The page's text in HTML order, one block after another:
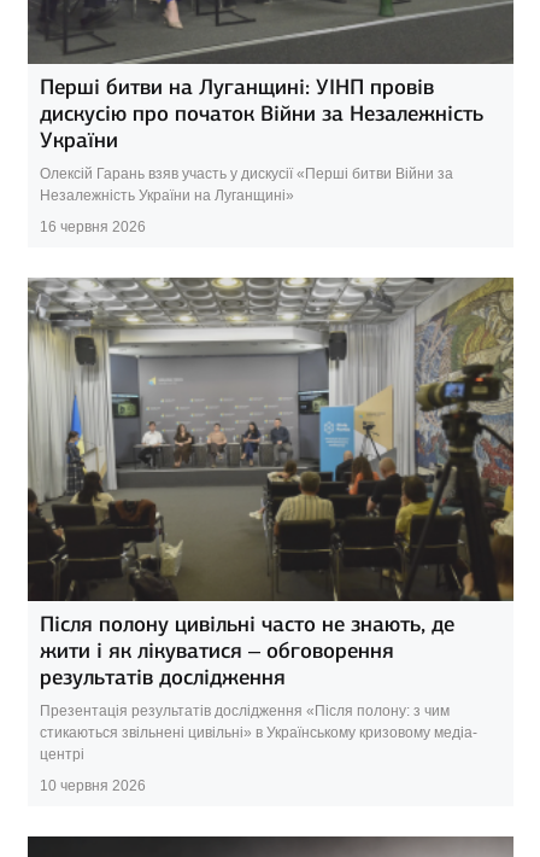
Перші битви на Луганщині: УІНП провів
дискусію про початок Війни за Незалежність
України
Олексій Гарань взяв участь у дискусії «Перші битви Війни за
Незалежність України на Луганщині»
16 червня 2026
Після полону цивільні часто не знають, де
жити і як лікуватися – обговорення
результатів дослідження
Презентація результатів дослідження «Після полону: з чим
стикаються звільнені цивільні» в Українському кризовому медіа-
центрі
10 червня 2026